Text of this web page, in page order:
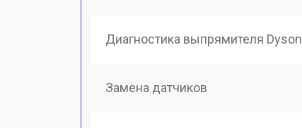
Диагностика выпрямителя Dyson
Замена датчиков